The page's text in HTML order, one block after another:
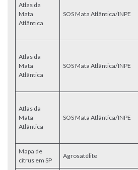
Atlas da
Mata
Atlântica
SOS Mata Atlântica/INPE
Atlas da
Mata
Atlântica
SOS Mata Atlântica/INPE
Atlas da
Mata
Atlântica
SOS Mata Atlântica/INPE
Mapa de
citrus em SP
Agrosatélite